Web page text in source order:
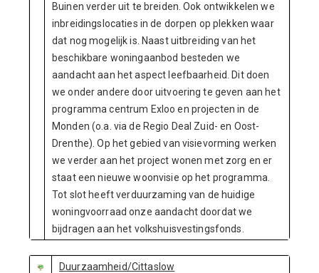
Buinen verder uit te breiden. Ook ontwikkelen we
inbreidingslocaties in de dorpen op plekken waar
dat nog mogelijk is. Naast uitbreiding van het
beschikbare woningaanbod besteden we
aandacht aan het aspect leefbaarheid. Dit doen
we onder andere door uitvoering te geven aan het
programma centrum Exloo en projecten in de
Monden (o.a. via de Regio Deal Zuid- en Oost-
Drenthe). Op het gebied van visievorming werken
we verder aan het project wonen met zorg en er
staat een nieuwe woonvisie op het programma.
Tot slot heeft verduurzaming van de huidige
woningvoorraad onze aandacht doordat we
bijdragen aan het volkshuisvestingsfonds.
Duurzaamheid/Cittaslow